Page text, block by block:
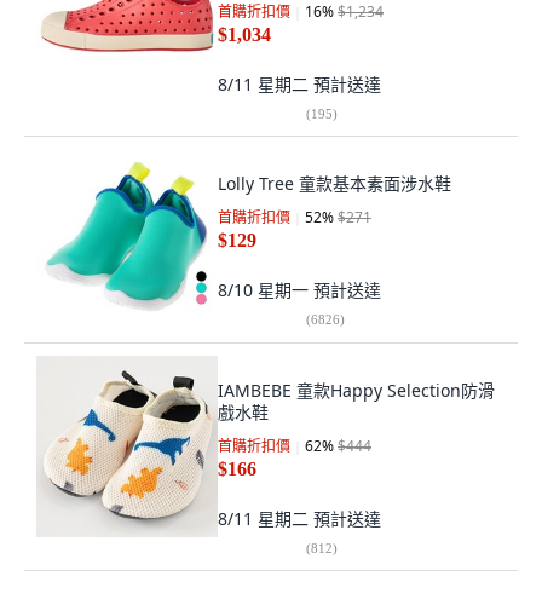
首購折扣價 16%$1,234
$1,034
8/11 星期二 預計送達
(195)
Lolly Tree 童款基本素面涉水鞋
首購折扣價 52%$271
$129
8/10 星期一 預計送達
(6826)
IAMBEBE 童款Happy Selection防滑
戲水鞋
首購折扣價 62%$444
$166
8/11 星期二 預計送達
(812)